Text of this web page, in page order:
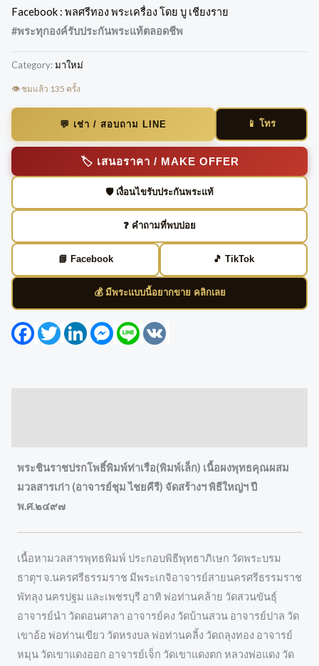
Facebook : พลศรีทอง พระเครื่อง โดย บู เชียงราย
#พระทุกองค์รับประกันพระแท้ตลอดชีพ
Category:มาใหม่
👁️ ชมแล้ว 135 ครั้ง
💬 เช่า / สอบถาม LINE 📱 โทร
🏷️ เสนอราคา / MAKE OFFER
🛡️ เงื่อนไขรับประกันพระแท้
❓ คำถามที่พบบ่อย
📘 Facebook 🎵 TikTok
💰 มีพระแบบนี้อยากขาย คลิกเลย
FacebookTwitterLinkedInMessenger
Line
พระชินราชปรกโพธิ์พิมพ์ท่าเรือ(พิมพ์เล็ก) เนื้อผงพุทธคุณผสม
มวลสารเก่า (อาจารย์ชุม ไชยคีรี) จัดสร้างฯ พิธีใหญ่ฯ ปี
พ.ศ.๒๔๙๗
เนื้อหามวลสารพุทธพิมพ์ ประกอบพิธีพุทธาภิเษก วัดพระบรม
ธาตุฯ จ.นครศรีธรรมราช มีพระเกจิอาจารย์สายนครศรีธรรมราช
พัทลุง นครปฐม และเพชรบุรี อาทิ พ่อท่านคล้าย วัดสวนขันธุ์
อาจารย์นำ วัดดอนศาลา อาจารย์คง วัดบ้านสวน อาจารย์ปาล วัด
เขาอ้อ พ่อท่านเขียว วัดหรงบล พ่อท่านคลิ้ง วัดถลุงทอง อาจารย์
หมุน วัดเขาแดงออก อาจารย์เจ็ก วัดเขาแดงตก หลวงพ่อแดง วัด